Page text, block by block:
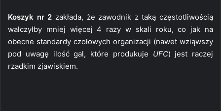
Koszyk nr 2 zakłada, że zawodnik z taką częstotliwością
walczyłby mniej więcej 4 razy w skali roku, co jak na
obecne standardy czołowych organizacji (nawet wziąwszy
pod uwagę ilość gal, które produkuje UFC) jest raczej
rzadkim zjawiskiem.